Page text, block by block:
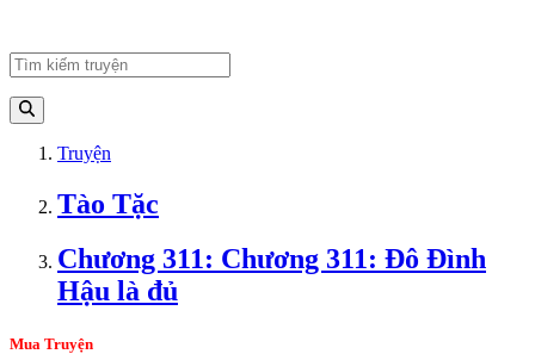
Truyện
Tào Tặc
Chương 311: Chương 311: Đô Đình
Hậu là đủ
Mua Truyện